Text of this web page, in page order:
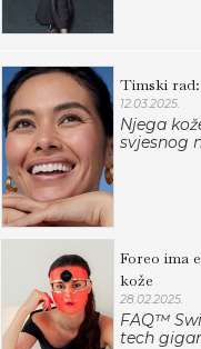
Timski
12.03.2025.
Njega
svjesnog
Foreo ima
kože
28.02.2025.
FAQ™
tech